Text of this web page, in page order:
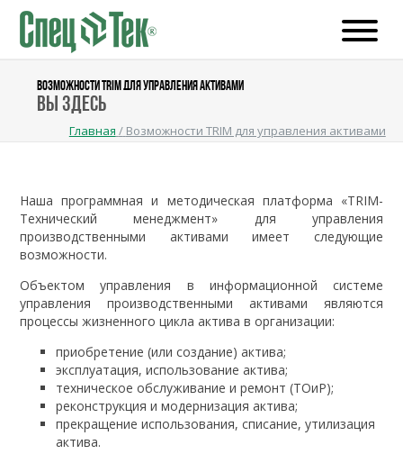
ВОЗМОЖНОСТИ TRIM ДЛЯ УПРАВЛЕНИЯ АКТИВАМИ
Вы здесь
Главная / Возможности TRIM для управления активами
Наша программная и методическая платформа «TRIM-
Технический менеджмент» для управления
производственными активами имеет следующие
возможности.
Объектом управления в информационной системе
управления производственными активами являются
процессы жизненного цикла актива в организации:
приобретение (или создание) актива;
эксплуатация, использование актива;
техническое обслуживание и ремонт (ТОиР);
реконструкция и модернизация актива;
прекращение использования, списание, утилизация
актива.